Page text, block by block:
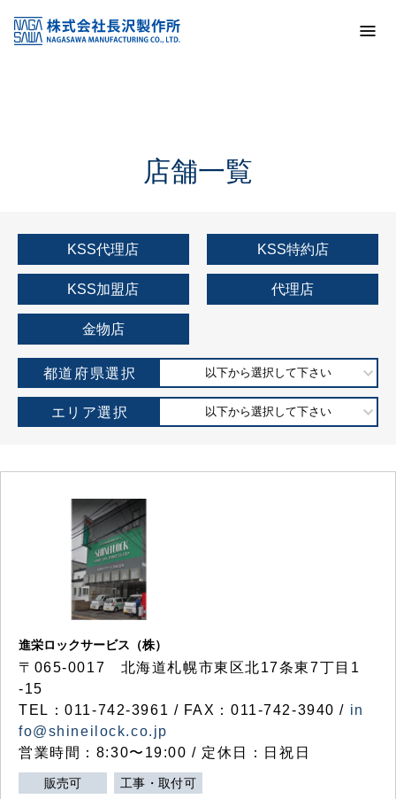
KSS加盟店・取扱店情報
店舗一覧
店舗一覧
KSS代理店 KSS特約店
KSS加盟店 代理店
金物店
都道府県選択 以下から選択して下さい
エリア選択 以下から選択して下さい
進栄ロックサービス（株）
〒065-0017 北海道札幌市東区北17条東7丁目1
-15
TEL：011-742-3961 / FAX：011-742-3940 / in
fo@shineilock.co.jp
営業時間：8:30〜19:00 / 定休日：日祝日
販売可 工事・取付可